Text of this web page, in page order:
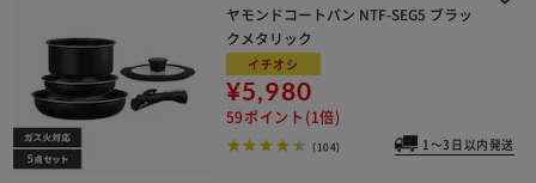
ヤモンドコートパン NTF-SEG5 ブラッ
クメタリック
イチオシ
¥5,980
59ポイント(1倍)
(104) 1～3日以内発送